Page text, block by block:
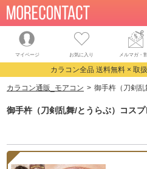
マイページ お気に入り メルマガ・割
カラコン全品 送料無料 × 取
カラコン通販_モアコン 御手杵（刀剣
御手杵（刀剣乱舞/とうらぶ）コス